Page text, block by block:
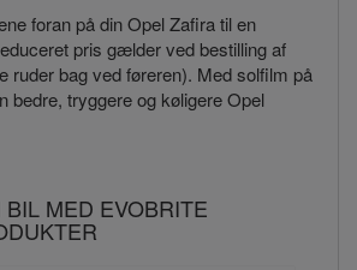
foran på din Opel Zafira til en
pris gælder ved bestilling af
ruder bag ved føreren). Med solfilm på
bedre, tryggere og køligere Opel
MED EVOBRITE